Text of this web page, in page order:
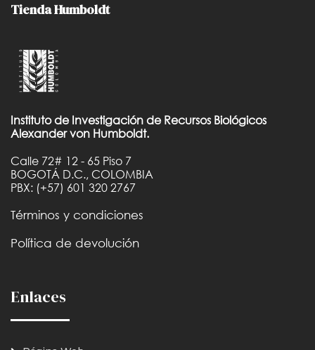
Tienda Humboldt
Instituto de Investigación de Recursos Biológicos
Alexander von Humboldt.
Calle 72# 12 - 65 Piso 7
BOGOTÁ D.C., COLOMBIA
PBX: (+57) 601 320 2767
Términos y condiciones
Política de devolución
Enlaces